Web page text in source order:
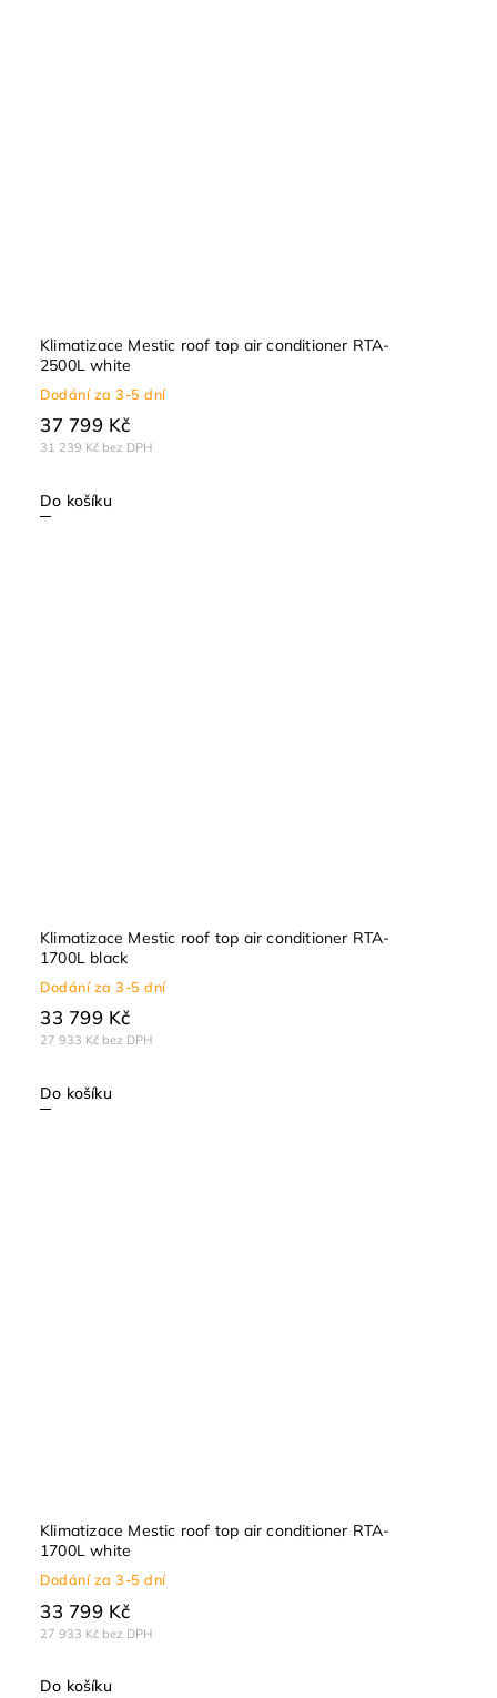
Klimatizace Mestic roof top air conditioner RTA-
2500L white
Dodání za 3-5 dní
31 239 Kč bez DPH
37 799 Kč
Do košíku
Klimatizace Mestic roof top air conditioner RTA-
1700L black
Dodání za 3-5 dní
27 933 Kč bez DPH
33 799 Kč
Do košíku
Klimatizace Mestic roof top air conditioner RTA-
1700L white
Dodání za 3-5 dní
27 933 Kč bez DPH
33 799 Kč
Do košíku